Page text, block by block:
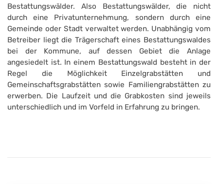
Bestattungswälder. Also Bestattungswälder, die nicht
durch eine Privatunternehmung, sondern durch eine
Gemeinde oder Stadt verwaltet werden. Unabhängig vom
Betreiber liegt die Trägerschaft eines Bestattungswaldes
bei der Kommune, auf dessen Gebiet die Anlage
angesiedelt ist. In einem Bestattungswald besteht in der
Regel die Möglichkeit Einzelgrabstätten und
Gemeinschaftsgrabstätten sowie Familiengrabstätten zu
erwerben. Die Laufzeit und die Grabkosten sind jeweils
unterschiedlich und im Vorfeld in Erfahrung zu bringen.